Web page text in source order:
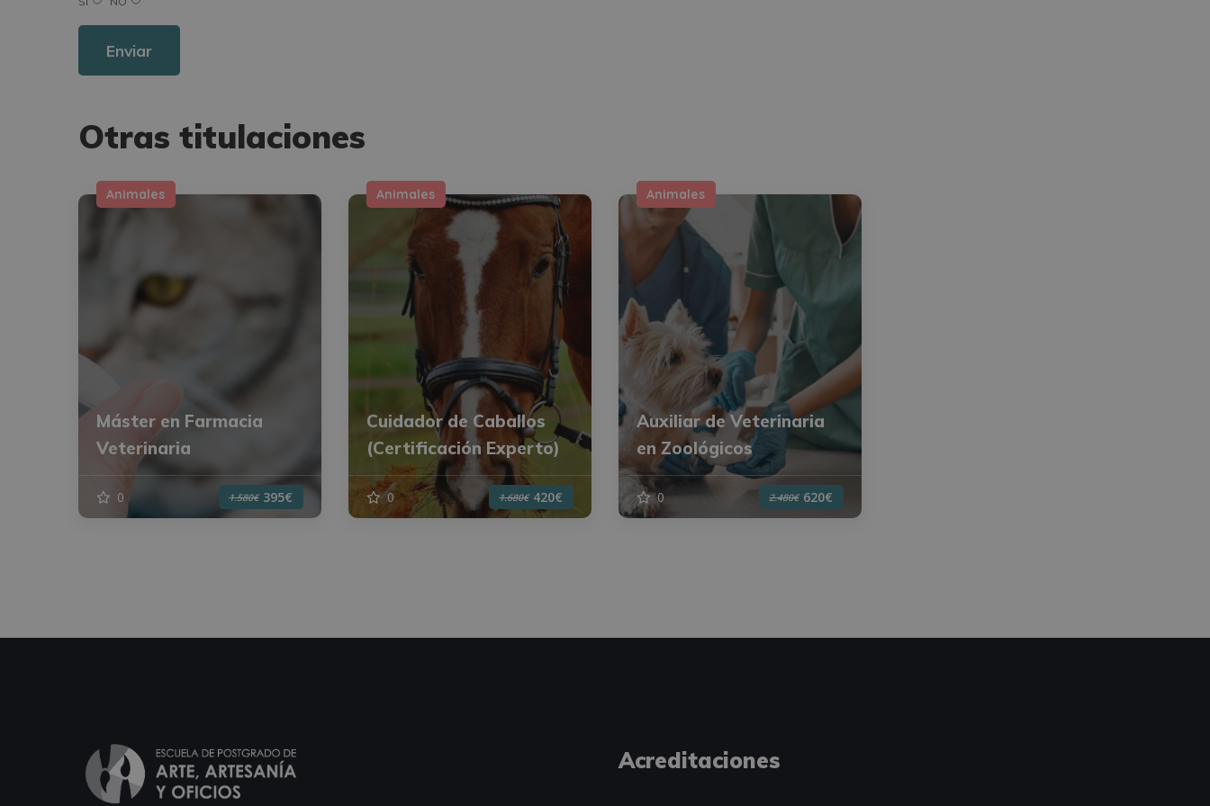
Para más información consulte nuestra Política de Privacidad.
Otras titulaciones
Animales
Máster en Farmacia
Veterinaria
0 1.580€ 395€
Animales
Cuidador de Caballos
(Certificación Experto)
0 1.680€ 420€
Animales
Auxiliar de Veterinaria
en Zoológicos
0 2.480€ 620€
Acreditaciones